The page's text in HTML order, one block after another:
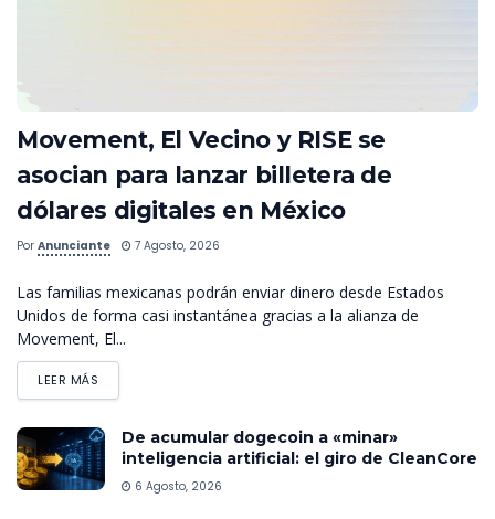
Movement, El Vecino y RISE se
asocian para lanzar billetera de
dólares digitales en México
Por Anunciante 7 Agosto, 2026
Las familias mexicanas podrán enviar dinero desde Estados
Unidos de forma casi instantánea gracias a la alianza de
Movement, El...
LEER MÁS
De acumular dogecoin a «minar»
inteligencia artificial: el giro de CleanCore
6 Agosto, 2026